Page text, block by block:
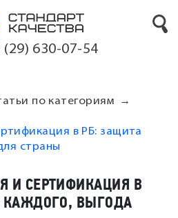
(29) 630-07-54
по категориям
в РБ: защита
страны
И СЕРТИФИКАЦИЯ В
КАЖДОГО, ВЫГОДА